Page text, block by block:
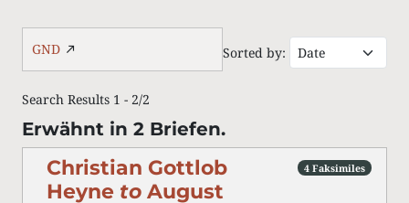
GND Sorted by:
Search Results 1 - 2/2
Erwähnt in 2 Briefen.
Christian Gottlob
Heyne to August
4 Faksimiles